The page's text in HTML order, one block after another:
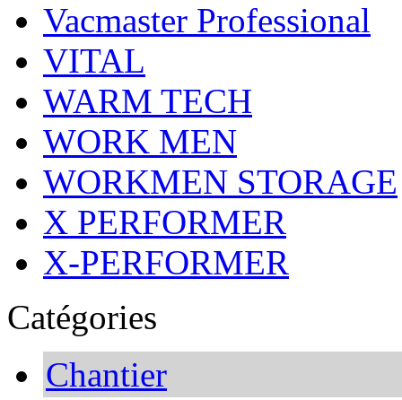
Vacmaster Professional
VITAL
WARM TECH
WORK MEN
WORKMEN STORAGE
X PERFORMER
X-PERFORMER
Catégories
Chantier